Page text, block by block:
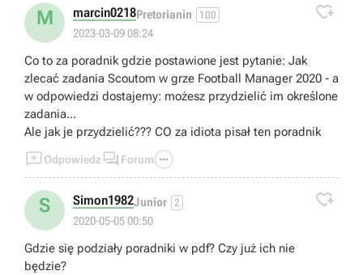
M marcin0218Pretorianin 100
2023-03-09 08:24

Co to za poradnik gdzie postawione jest pytanie: Jak
zlecać zadania Scoutom w grze Football Manager 2020 - a
w odpowiedzi dostajemy: możesz przydzielić im określone
zadania...
Ale jak je przydzielić??? CO za idiota pisał ten poradnik
Odpowiedz  Forum 
S Simon1982Junior 2
2020-05-05 00:50

Gdzie się podziały poradniki w pdf? Czy już ich nie
będzie?